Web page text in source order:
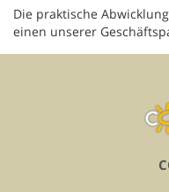
Die praktische
einen unserer